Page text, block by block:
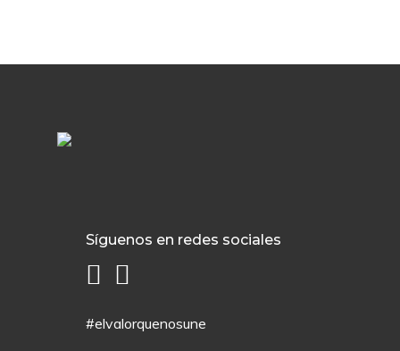
Síguenos en redes sociales
#elvalorquenosune